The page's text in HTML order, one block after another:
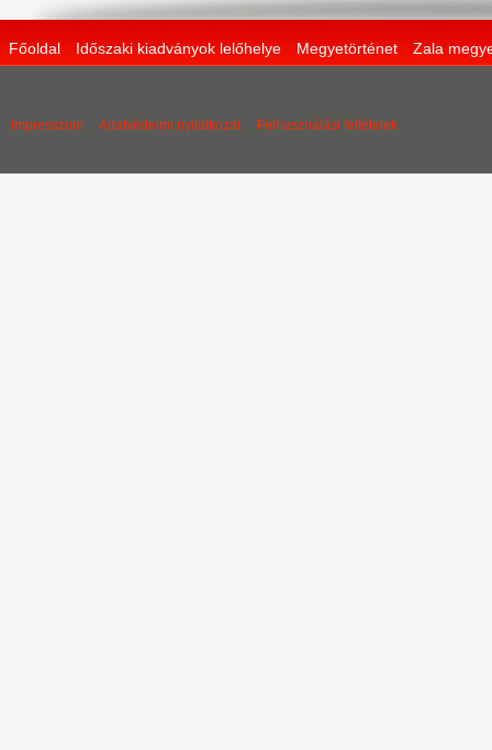
Főoldal Időszaki kiadványok lelőhelye Megyetörténet Zala
Impresszum Adatvédelmi nyilatkozat Felhasználási feltételek